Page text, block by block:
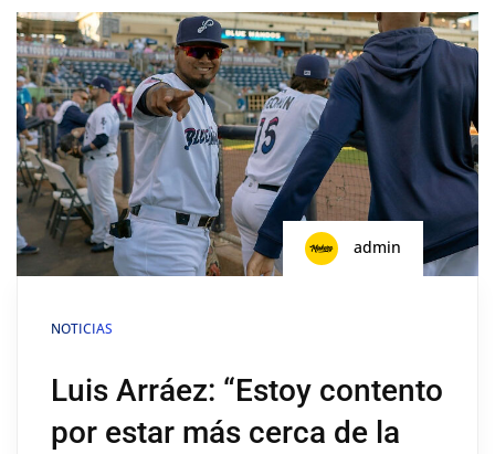
admin
NOTICIAS
Luis Arráez: “Estoy contento
por estar más cerca de la